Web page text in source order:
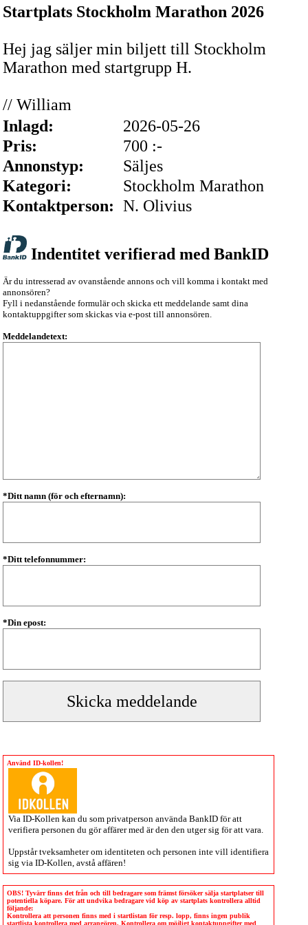
Startplats Stockholm Marathon 2026
Hej jag säljer min biljett till Stockholm
Marathon med startgrupp H.
// William
Inlagd:
2026-05-26
Pris:
700 :-
Annonstyp:
Säljes
Kategori:
Stockholm Marathon
Kontaktperson: N. Olivius
Indentitet verifierad med BankID
Är du intresserad av ovanstående annons och vill komma i kontakt med
annonsören?
Fyll i nedanstående formulär och skicka ett meddelande samt dina
kontaktuppgifter som skickas via e-post till annonsören.
Meddelandetext:
*Ditt namn (för och efternamn):
*Ditt telefonnummer:
*Din epost:
Använd ID-kollen!
Via ID-Kollen kan du som privatperson använda BankID för att
verifiera personen du gör affärer med är den den utger sig för att vara.
Uppstår tveksamheter om identiteten och personen inte vill identifiera
sig via ID-Kollen , avstå affären!
OBS! Tyvärr finns det från och till bedragare som främst försöker sälja startplatser till
potentiella köpare. För att undvika bedragare vid köp av startplats kontrollera alltid
följande:
Kontrollera att personen finns med i startlistan för resp. lopp, finns ingen publik
startlista kontrollera med arrangören. Kontrollera om möjligt kontaktuppgifter med